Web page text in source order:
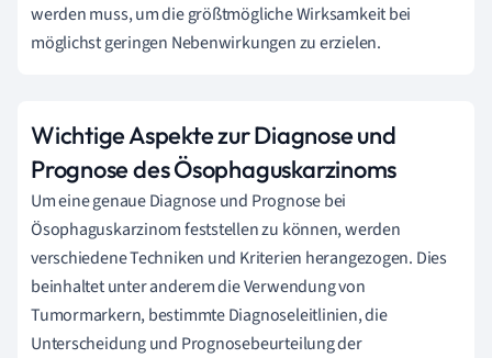
werden muss, um die größtmögliche Wirksamkeit bei
möglichst geringen Nebenwirkungen zu erzielen.
Wichtige Aspekte zur Diagnose und
Prognose des Ösophaguskarzinoms
Um eine genaue Diagnose und Prognose bei
Ösophaguskarzinom feststellen zu können, werden
verschiedene Techniken und Kriterien herangezogen. Dies
beinhaltet unter anderem die Verwendung von
Tumormarkern, bestimmte Diagnoseleitlinien, die
Unterscheidung und Prognosebeurteilung der